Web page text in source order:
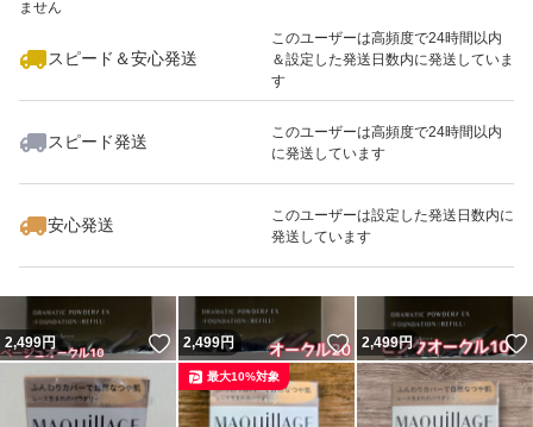
ません
スピード＆安心発送
このユーザーは高頻度で24時間以内
＆設定した発送日数内に発送していま
す
スピード発送
このユーザーは高頻度で24時間以内
に発送しています
安心発送
このユーザーは設定した発送日数内に
発送しています
いいね！
2,490
2,499円 いいね！
2,499円 いいね！
2,499円
最大10%対象